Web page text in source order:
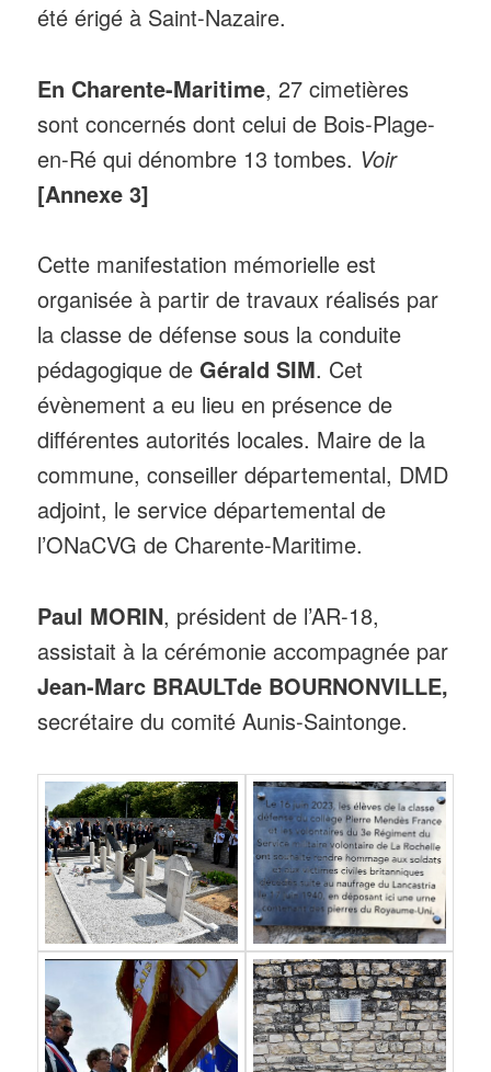
été érigé à Saint-Nazaire.
En Charente-Maritime, 27 cimetières
sont concernés dont celui de Bois-Plage-
en-Ré qui dénombre 13 tombes. Voir
[Annexe 3]
Cette manifestation mémorielle est
organisée à partir de travaux réalisés par
la classe de défense sous la conduite
pédagogique deGérald SIM. Cet
évènement a eu lieu en présence de
différentes autorités locales. Maire de la
commune, conseiller départemental, DMD
adjoint, le service départemental de
l’ONaCVG de Charente-Maritime.
Paul MORIN, président de l’AR-18,
assistait à la cérémonie accompagnée par
Jean-Marc BRAULTde BOURNONVILLE,
secrétaire du comité Aunis-Saintonge.